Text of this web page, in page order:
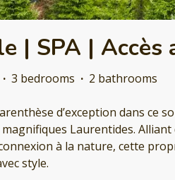
| SPA | Accès
· 3 bedrooms · 2 bathrooms
d’exception dans ce
Laurentides.
à la nature, cette
style.